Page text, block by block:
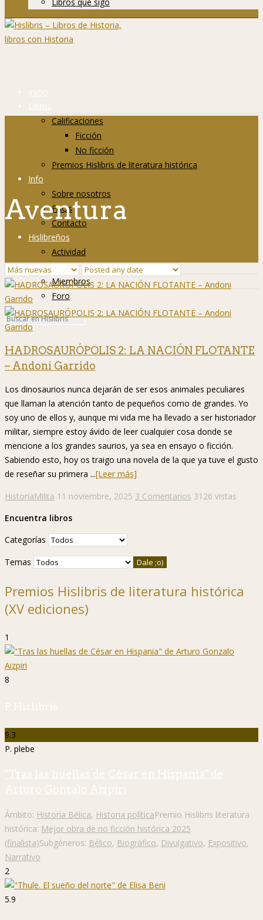
Inicio
Libros
Calificaciones
Ficción
No ficción
Premios Hislibris de literatura histórica
Info
Sobre nosotros
FAQs
Contacto
Hislibreños
Actividad
Grupos
Miembros
Foro
Aventura
HADROSAURÓPOLIS 2: LA NACIÓN FLOTANTE
– Andoni Garrido
Los dinosaurios nunca dejarán de ser esos animales peculiares
que llaman la atención tanto de pequeños como de grandes. Yo
soy uno de ellos y, aunque mi vida me ha llevado a ser historiador
militar, siempre estoy ávido de leer cualquier cosa donde se
mencione a los grandes saurios, ya sea en ensayo o ficción.
Sabiendo esto, hoy os traigo una novela de la que ya tuve el gusto
de reseñar su primera ...[Leer más]
HistoriaMilita 11 noviembre, 2025 3 Comentarios 3126 vistas
Encuentra libros
Categorías
Temas
Premios Hislibris de literatura histórica
(XV ediciones)
1
8
P. Hislibris
9.3
P. plebe
"Tras las huellas de César en Hispania" de
Arturo Gonzalo Aizpiri
Ámbito: Historia Bélica, Historia políticaPremio Hislibris literatura
histórica: Mejor obra de no ficción histórica 2025
(finalista)Subgéneros: Bélico, Biográfico, Divulgativo, Expositivo,
Narrativo
2
5.9